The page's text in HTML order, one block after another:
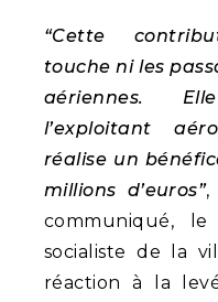
“Cette
touche ni les
aériennes.
l’exploitant
réalise un
millions d’euros”,
communiqué,
socialiste de la
réaction à la